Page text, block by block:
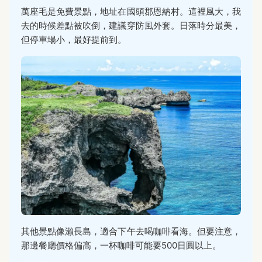
萬座毛是免費景點，地址在國頭郡恩納村。這裡風大，我
去的時候差點被吹倒，建議穿防風外套。日落時分最美，
但停車場小，最好提前到。
其他景點像瀨長島，適合下午去喝咖啡看海。但要注意，
那邊餐廳價格偏高，一杯咖啡可能要500日圓以上。